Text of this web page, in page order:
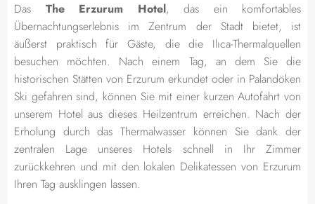
Das The Erzurum Hotel, das ein komfortables
Übernachtungserlebnis im Zentrum der Stadt bietet, ist
äußerst praktisch für Gäste, die die Ilıca-Thermalquellen
besuchen möchten. Nach einem Tag, an dem Sie die
historischen Stätten von Erzurum erkundet oder in Palandöken
Ski gefahren sind, können Sie mit einer kurzen Autofahrt von
unserem Hotel aus dieses Heilzentrum erreichen. Nach der
Erholung durch das Thermalwasser können Sie dank der
zentralen Lage unseres Hotels schnell in Ihr Zimmer
zurückkehren und mit den lokalen Delikatessen von Erzurum
Ihren Tag ausklingen lassen.